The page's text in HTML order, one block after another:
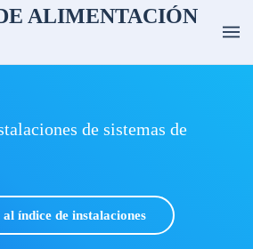
de sistemas de
índice de instalaciones